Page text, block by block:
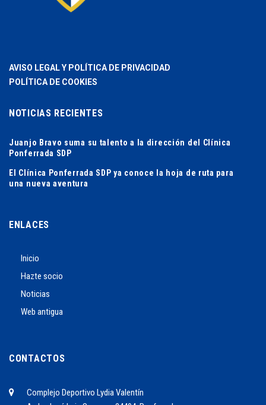
AVISO LEGAL Y POLÍTICA DE PRIVACIDAD
POLÍTICA DE COOKIES
NOTICIAS RECIENTES
Juanjo Bravo suma su talento a la dirección del Clínica
Ponferrada SDP
El Clínica Ponferrada SDP ya conoce la hoja de ruta para
una nueva aventura
ENLACES
Inicio
Hazte socio
Noticias
Web antigua
CONTACTOS
Complejo Deportivo Lydia Valentín